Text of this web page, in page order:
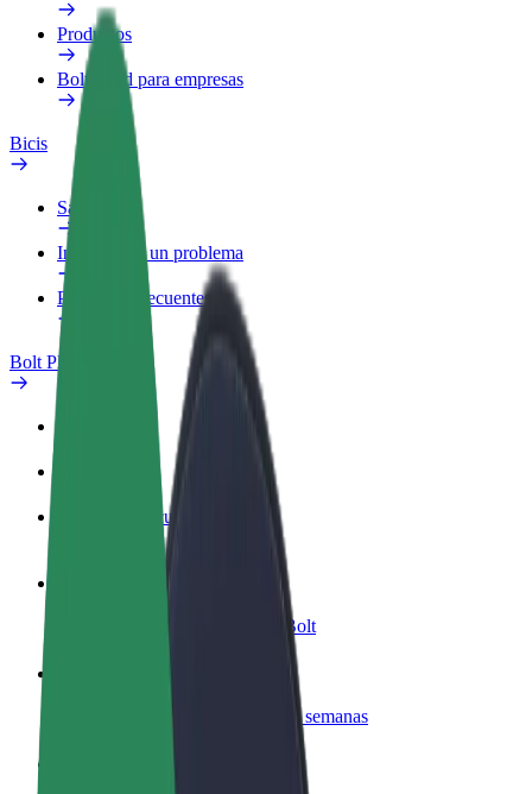
Productos
Bolt Food para empresas
Bicis
Safety Lab
Informar de un problema
Preguntas frecuentes
Bolt Plus
Preguntas frecuentes
Gana dinero colaborando con Bolt
Repartí comida y cobrá todas las semanas